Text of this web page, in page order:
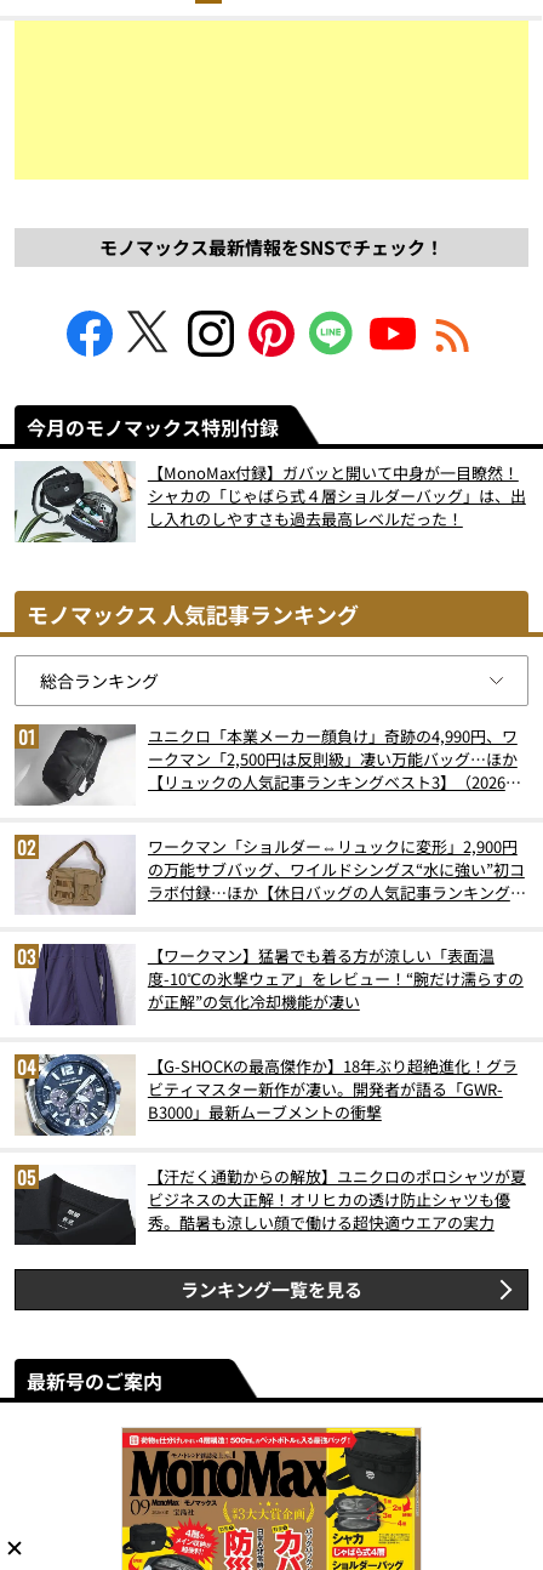
モノマックス最新情報をSNSでチェック！
今月のモノマックス特別付録
【MonoMax付録】ガバッと開いて中身が一目瞭然！
シャカの「じゃばら式４層ショルダーバッグ」は、出
し入れのしやすさも過去最高レベルだった！
モノマックス 人気記事ランキング
ユニクロ「本業メーカー顔負け」奇跡の4,990円、ワ
ークマン「2,500円は反則級」凄い万能バッグ…ほか
【リュックの人気記事ランキングベスト3】（2026年
ワークマン「ショルダー⇔リュックに変形」2,900円
の万能サブバッグ、ワイルドシングス“水に強い”初コ
ラボ付録…ほか【休日バッグの人気記事ランキングベ
【ワークマン】猛暑でも着る方が涼しい「表面温
度-10℃の氷撃ウェア」をレビュー！“腕だけ濡らすの
が正解”の気化冷却機能が凄い
【G-SHOCKの最高傑作か】18年ぶり超絶進化！グラ
ビティマスター新作が凄い。開発者が語る「GWR-
B3000」最新ムーブメントの衝撃
【汗だく通勤からの解放】ユニクロのポロシャツが夏
ビジネスの大正解！オリヒカの透け防止シャツも優
秀。酷暑も涼しい顔で働ける超快適ウエアの実力
ランキング一覧を見る
最新号のご案内